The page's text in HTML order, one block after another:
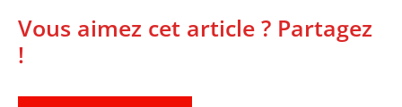
Vous aimez cet article ? Partagez
!